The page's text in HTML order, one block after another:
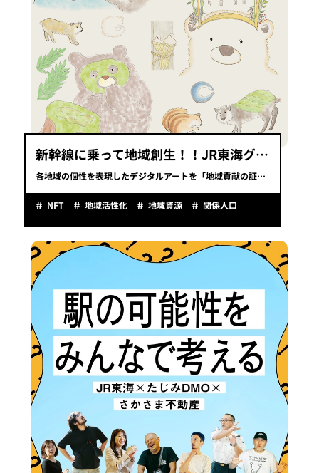
新幹線に乗って地域創生！！JR東海グループのツアーで選ぶ、新しい地域貢献のかたち
各地域の個性を表現したデジタルアートを「地域貢献の証」として新幹線のお客様にお届けし、地域とお客様との新たな接点を創出します
NFT 地域活性化 地域資源 関係人口